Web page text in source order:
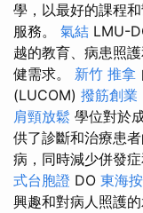
學，以最好的課程
服務。 氣結 LMU-
越的教育、病患照
健需求。 新竹 推拿
(LUCOM) 撥筋創業
肩頸放鬆 學位對於
供了診斷和治療患
病，同時減少併發
式台胞證 DO 東海
興趣和對病人照護的